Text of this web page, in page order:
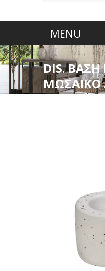
DIS. ΒΑΣΗ
ΜΩΣΑΙΚΟ
8Χ8Χ6,5ΕΚ